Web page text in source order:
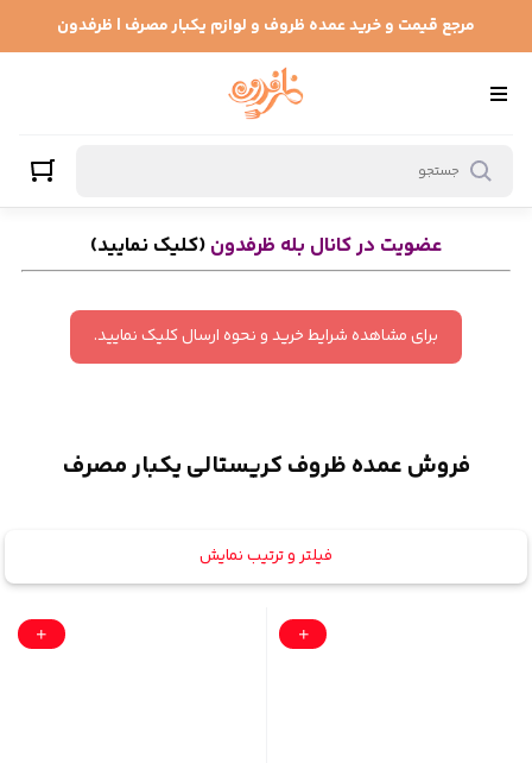
مرجع قیمت و خرید عمده ظروف و لوازم یکبار مصرف | ظرفدون
عضویت در کانال بله ظرفدون(کلیک نمایید)
برای مشاهده شرایط خرید و نحوه ارسال کلیک نمایید.
فروش عمده ظروف کریستالی یکبار مصرف
فیلتر و ترتیب نمایش